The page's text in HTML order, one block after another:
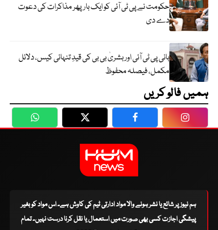
حکومت نے پی ٹی آئی کو ایک بارپھر مذاکرات کی دعوت
دے دی
بانی پی ٹی آئی اور بشریٰ بی بی کی قیدِ تنہائی کیس، دلائل
مکمل، فیصلہ محفوظ
ہمیں فالو کریں
WhatsApp Twitter Facebook
ہم نیوز پر شائع یا نشر ہونے والا مواد ادارتی ٹیم کی کاوش ہے۔ اس مواد کو بغیر
پیشگی اجازت کسی بھی صورت میں استعمال یا نقل کرنا درست نہیں۔ تمام